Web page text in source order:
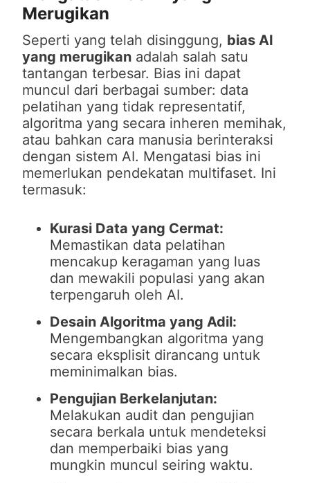
Merugikan
Seperti yang telah disinggung, bias AI
yang merugikan adalah salah satu
tantangan terbesar. Bias ini dapat
muncul dari berbagai sumber: data
pelatihan yang tidak representatif,
algoritma yang secara inheren memihak,
atau bahkan cara manusia berinteraksi
dengan sistem AI. Mengatasi bias ini
memerlukan pendekatan multifaset. Ini
termasuk:
Kurasi Data yang Cermat:
Memastikan data pelatihan
mencakup keragaman yang luas
dan mewakili populasi yang akan
terpengaruh oleh AI.
Desain Algoritma yang Adil:
Mengembangkan algoritma yang
secara eksplisit dirancang untuk
meminimalkan bias.
Pengujian Berkelanjutan:
Melakukan audit dan pengujian
secara berkala untuk mendeteksi
dan memperbaiki bias yang
mungkin muncul seiring waktu.